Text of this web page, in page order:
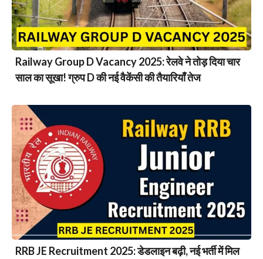
Railway Group D Vacancy 2025: रेलवे ने तोड़ दिया चार
साल का सूखा! ग्रुप D की नई वैकेंसी की तैयारियाँ तेज
RRB JE Recruitment 2025: डेडलाइन बढ़ी, नई भर्ती में मिल